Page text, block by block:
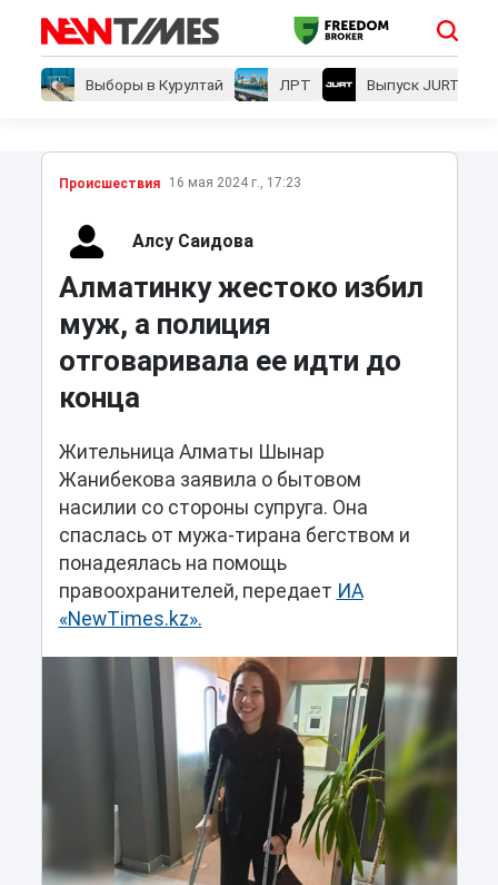
Выборы в Курултай ЛРТ Выпуск JURT
Проиcшествия 16 мая 2024 г., 17:23
Алсу Саидова
Алматинку жестоко избил
муж, а полиция
отговаривала ее идти до
конца
Жительница Алматы Шынар
Жанибекова заявила о бытовом
насилии со стороны супруга. Она
спаслась от мужа-тирана бегством и
понадеялась на помощь
правоохранителей, передает ИА
«NewTimes.kz».